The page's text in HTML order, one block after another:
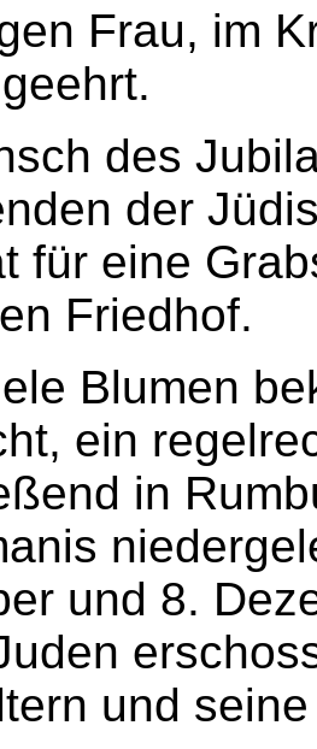
Frau, im
des
der
für eine
Friedhof.
Blumen
ein
in
und 8.
und